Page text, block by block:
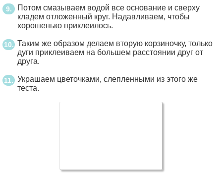
Потом смазываем водой все основание и сверху
кладем отложенный круг. Надавливаем, чтобы
хорошенько приклеилось.
Таким же образом делаем вторую корзиночку, только
дуги приклеиваем на большем расстоянии друг от
друга.
Украшаем цветочками, слепленными из этого же
теста.